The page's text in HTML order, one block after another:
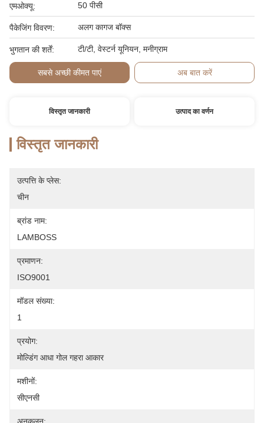
एमओक्यू: 50 पीसी
पैकेजिंग विवरण: अलग कागज बॉक्स
भुगतान की शर्तें: टी/टी, वेस्टर्न यूनियन, मनीग्राम
सबसे अच्छी कीमत पाएं अब बात करें
विस्तृत जानकारी उत्पाद का वर्णन
विस्तृत जानकारी
उत्पत्ति के प्लेस:
चीन
ब्रांड नाम:
LAMBOSS
प्रमाणन:
ISO9001
मॉडल संख्या:
1
प्रयोग:
मोल्डिंग आधा गोल गहरा आकार
मशीनों:
सीएनसी